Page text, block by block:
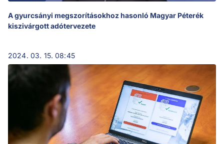
A gyurcsányi megszorításokhoz hasonló Magyar Péterék
kiszivárgott adótervezete
2024. 03. 15. 08:45